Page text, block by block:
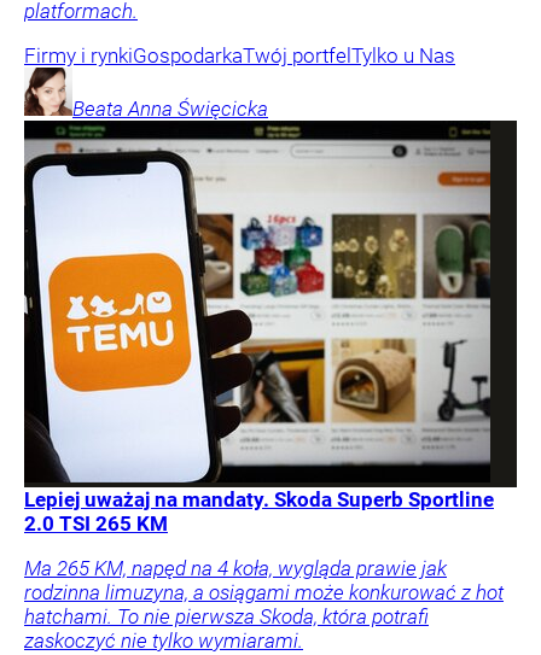
platformach.
Firmy i rynkiGospodarkaTwój portfel Tylko u Nas
Beata Anna Święcicka
Lepiej uważaj na mandaty. Skoda Superb Sportline
2.0 TSI 265 KM
Ma 265 KM, napęd na 4 koła, wygląda prawie jak
rodzinna limuzyna, a osiągami może konkurować z hot
hatchami. To nie pierwsza Skoda, która potrafi
zaskoczyć nie tylko wymiarami.